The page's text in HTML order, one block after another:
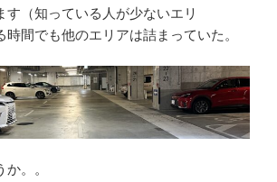
す（知っている人が少ないエリ
間でも他のエリアは詰まっていた。
。。